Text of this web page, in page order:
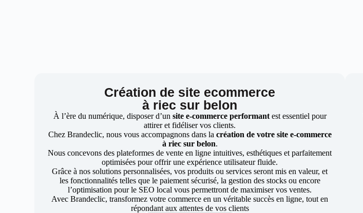
Création de site ecommerce
à riec sur belon
À l’ère du numérique, disposer d’un site e-commerce performant est essentiel pour
attirer et fidéliser vos clients.
Chez Brandeclic, nous vous accompagnons dans la création de votre site e-commerce
à riec sur belon.
Nous concevons des plateformes de vente en ligne intuitives, esthétiques et parfaitement
optimisées pour offrir une expérience utilisateur fluide.
Grâce à nos solutions personnalisées, vos produits ou services seront mis en valeur, et
les fonctionnalités telles que le paiement sécurisé, la gestion des stocks ou encore
l’optimisation pour le SEO local vous permettront de maximiser vos ventes.
Avec Brandeclic, transformez votre commerce en un véritable succès en ligne, tout en
répondant aux attentes de vos clients